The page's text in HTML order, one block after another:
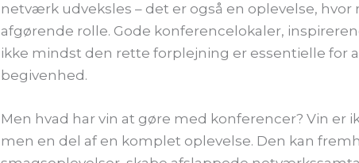
netværk udveksles – det er også en oplevelse,
afgørende rolle. Gode konferencelokaler,
ikke mindst den rette forplejning er essentielle for
begivenhed.
Men hvad har vin at gøre med konferencer? Vin er
men en del af en komplet oplevelse. Den kan